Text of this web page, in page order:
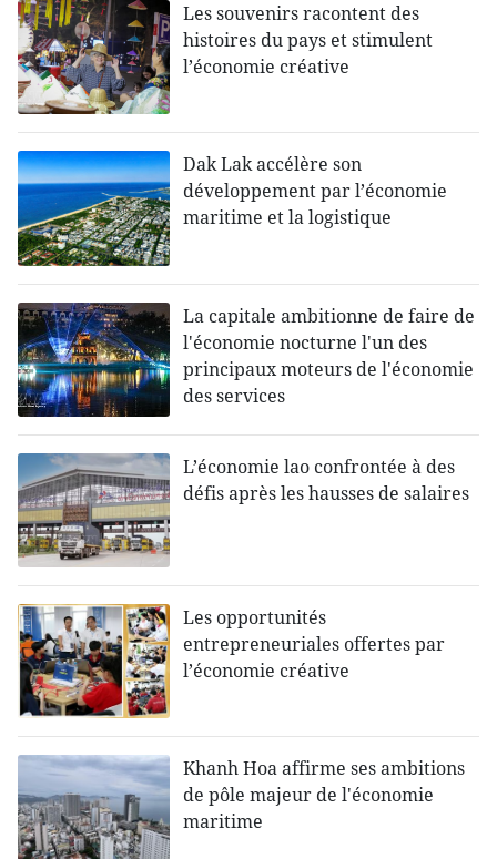
Les souvenirs racontent des
histoires du pays et stimulent
l’économie créative
Dak Lak accélère son
développement par l’économie
maritime et la logistique
La capitale ambitionne de faire de
l'économie nocturne l'un des
principaux moteurs de l'économie
des services
L’économie lao confrontée à des
défis après les hausses de salaires
Les opportunités
entrepreneuriales offertes par
l’économie créative
Khanh Hoa affirme ses ambitions
de pôle majeur de l'économie
maritime